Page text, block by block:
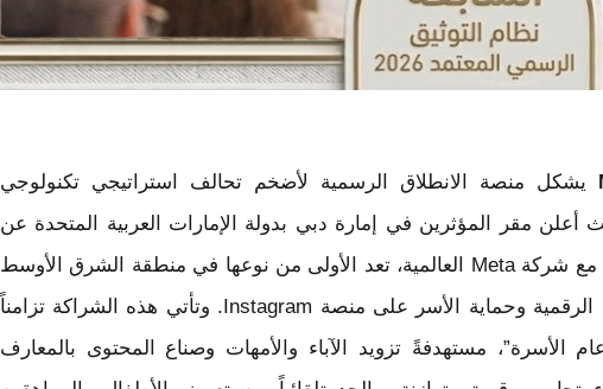
يشكل منصة الانطلاق الرسمية لأضخم تحالف استراتيجي تكنولوجي
مقر المؤثرين في إمارة دبي بدولة الإمارات العربية المتحدة عن
إطلاق شراكة استراتيجية كبرى مع شركة Meta العالمية، تعد الأولى من نوعها في منطقة الشرق الأوسط
وشمال أفريقيا، لتعزيز السلامة الرقمية وحماية الأسر على منصة Instagram. وتأتي هذه الشراكة تزامناً
الدولة عام 2026 “عام الأسرة”، مستهدفةً تزويد الآباء والأمهات وصناع المحتوى بالمعارف